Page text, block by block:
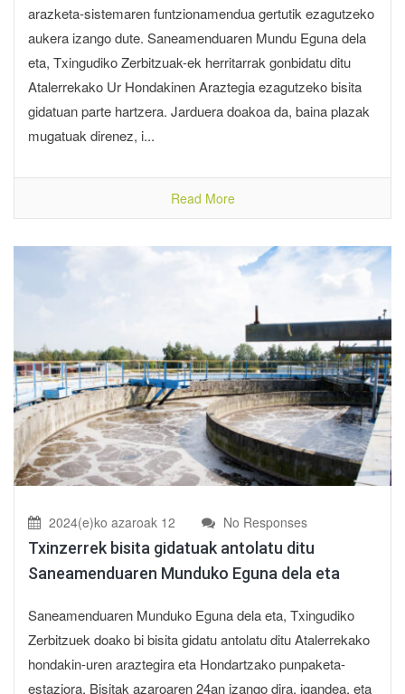
arazketa-sistemaren funtzionamendua gertutik ezagutzeko
aukera izango dute. Saneamenduaren Mundu Eguna dela
eta, Txingudiko Zerbitzuak-ek herritarrak gonbidatu ditu
Atalerrekako Ur Hondakinen Araztegia ezagutzeko bisita
gidatuan parte hartzera. Jarduera doakoa da, baina plazak
mugatuak direnez, i...
Read More
2024(e)ko azaroak 12 No Responses
Txinzerrek bisita gidatuak antolatu ditu
Saneamenduaren Munduko Eguna dela eta
Saneamenduaren Munduko Eguna dela eta, Txingudiko
Zerbitzuek doako bi bisita gidatu antolatu ditu Atalerrekako
hondakin-uren araztegira eta Hondartzako punpaketa-
estaziora. Bisitak azaroaren 24an izango dira, igandea, eta